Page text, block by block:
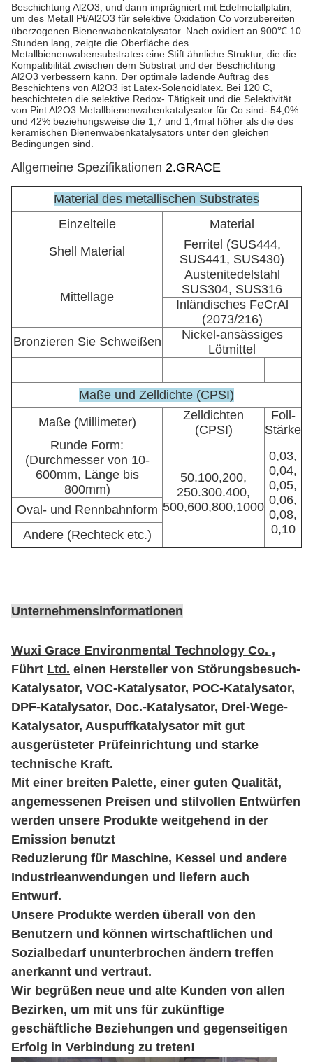
Beschichtung Al2O3, und dann imprägniert mit Edelmetallplatin,
um des Metall Pt/Al2O3 für selektive Oxidation Co vorzubereiten
überzogenen Bienenwabenkatalysator. Nach oxidiert an 900℃ 10
Stunden lang, zeigte die Oberfläche des
Metallbienenwabensubstrates eine Stift ähnliche Struktur, die die
Kompatibilität zwischen dem Substrat und der Beschichtung
Al2O3 verbessern kann. Der optimale ladende Auftrag des
Beschichtens von Al2O3 ist Latex-Solenoidlatex. Bei 120 C,
beschichteten die selektive Redox- Tätigkeit und die Selektivität
von Pint Al2O3 Metallbienenwabenkatalysator für Co sind- 54,0%
und 42% beziehungsweise die 1,7 und 1,4mal höher als die des
keramischen Bienenwabenkatalysators unter den gleichen
Bedingungen sind.
Allgemeine Spezifikationen 2.GRACE
Material des metallischen Substrates
Einzelteile
Material
Shell Material
Ferritel (SUS444,
SUS441, SUS430)
Mittellage
Austenitedelstahl
SUS304, SUS316
Inländisches FeCrAl
(2073/216)
Bronzieren Sie Schweißen
Nickel-ansässiges
Lötmittel
Maße und Zelldichte (CPSI)
Maße (Millimeter)
Zelldichten
(CPSI)
Foll-
Stärke
Runde Form:
(Durchmesser von 10-
600mm, Länge bis
800mm)
50.100,200,
250.300.400,
500,600,800,1000
0,03,
0,04,
0,05,
0,06,
0,08,
0,10
Oval- und Rennbahnform
Andere (Rechteck etc.)
Unternehmensinformationen
Wuxi Grace Environmental Technology Co. ,
Führt Ltd. einen Hersteller von Störungsbesuch-
Katalysator, VOC-Katalysator, POC-Katalysator,
DPF-Katalysator, Doc.-Katalysator, Drei-Wege-
Katalysator, Auspuffkatalysator mit gut
ausgerüsteter Prüfeinrichtung und starke
technische Kraft.
Mit einer breiten Palette, einer guten Qualität,
angemessenen Preisen und stilvollen Entwürfen
werden unsere Produkte weitgehend in der
Emission benutzt
Reduzierung für Maschine, Kessel und andere
Industrieanwendungen und liefern auch
Entwurf.
Unsere Produkte werden überall von den
Benutzern und können wirtschaftlichen und
Sozialbedarf ununterbrochen ändern treffen
anerkannt und vertraut.
Wir begrüßen neue und alte Kunden von allen
Bezirken, um mit uns für zukünftige
geschäftliche Beziehungen und gegenseitigen
Erfolg in Verbindung zu treten!